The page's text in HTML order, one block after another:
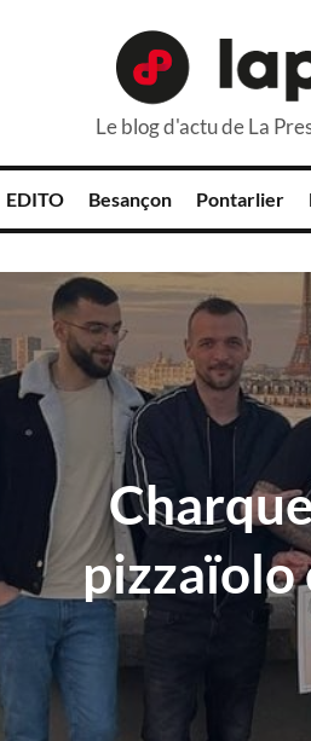
Le blog d'actu de La
EDITO Besançon Pontarlier
pizzaïolo